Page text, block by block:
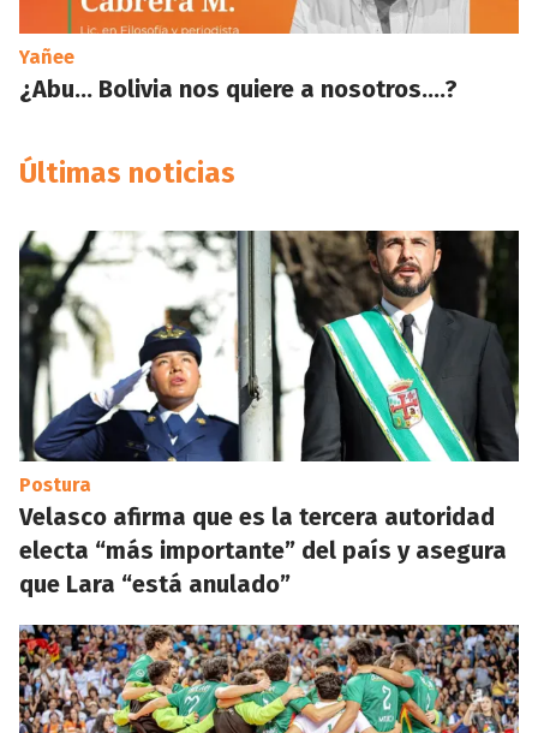
Yañee
¿Abu… Bolivia nos quiere a nosotros….?
Últimas noticias
Postura
Velasco afirma que es la tercera autoridad
electa “más importante” del país y asegura
que Lara “está anulado”